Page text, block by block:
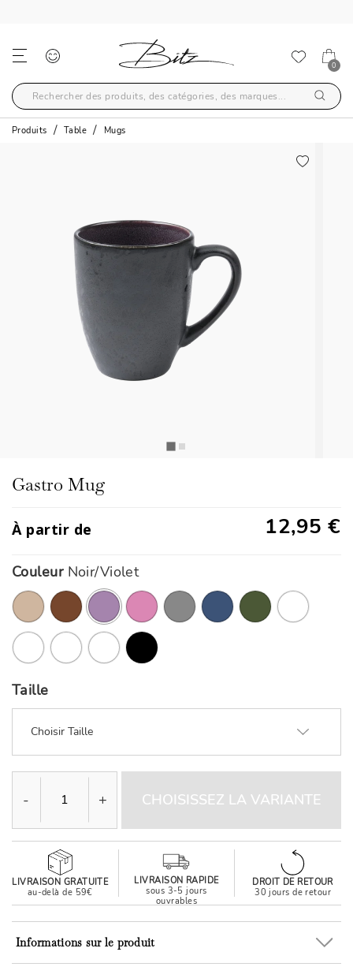
0
Produits Table Mugs
Gastro Mug
À partir de 12,95 €
Couleur Noir/Violet
ont été sélectionnés
Taille
Choisir Taille
- + CHOISISSEZ LA VARIANTE
LIVRAISON GRATUITE
au-delà de 59€
LIVRAISON RAPIDE
sous 3-5 jours
ouvrables
DROIT DE RETOUR
30 jours de retour
Informations sur le produit